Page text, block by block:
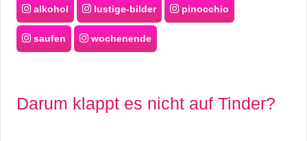
alkohol lustige-bilder pinocchio
saufen wochenende
Darum klappt es nicht auf Tinder?